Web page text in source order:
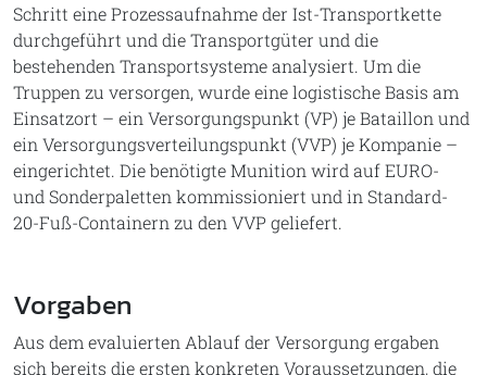
Schritt eine Prozessaufnahme der Ist-Transportkette
durchgeführt und die Transportgüter und die
bestehenden Transportsysteme analysiert. Um die
Truppen zu versorgen, wurde eine logistische Basis am
Einsatzort – ein Versorgungspunkt (VP) je Bataillon und
ein Versorgungsverteilungspunkt (VVP) je Kompanie –
eingerichtet. Die benötigte Munition wird auf EURO-
und Sonderpaletten kommissioniert und in Standard-
20-Fuß-Containern zu den VVP geliefert.
Vorgaben
Aus dem evaluierten Ablauf der Versorgung ergaben
sich bereits die ersten konkreten Voraussetzungen, die